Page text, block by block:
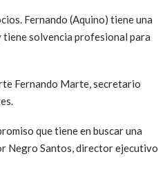
Fernando (Aquino) tiene una
tiene solvencia profesional para
Fernando Marte, secretario
que tiene en buscar una
Negro Santos, director ejecutivo